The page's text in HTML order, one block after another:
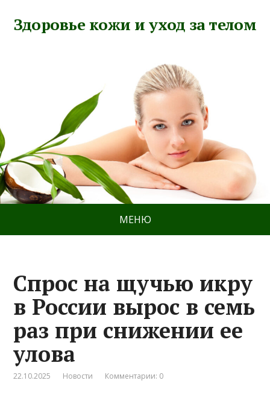
Здоровье кожи и уход за телом
МЕНЮ
Спрос на щучью икру
в России вырос в семь
раз при снижении ее
улова
22.10.2025 Новости Комментарии: 0